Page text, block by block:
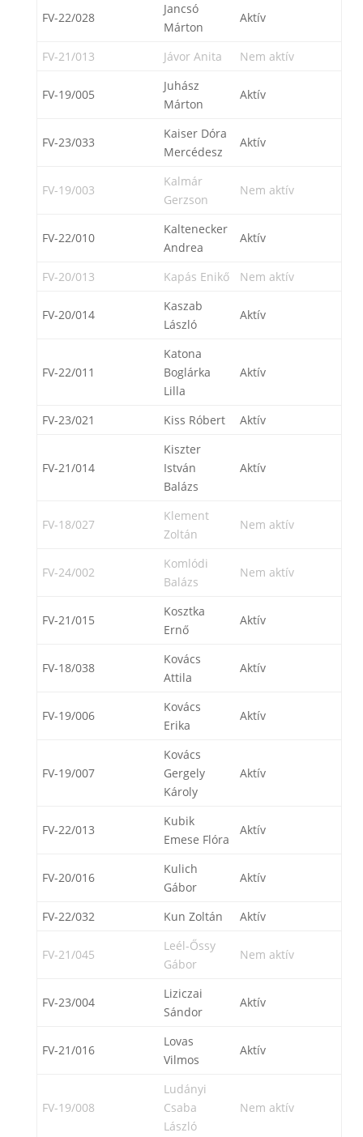
FV-22/028
Jancsó
Márton
Aktív
FV-21/013 Jávor Anita Nem aktív
FV-19/005
Juhász
Márton
Aktív
FV-23/033
Kaiser Dóra
Mercédesz
Aktív
FV-19/003
Kalmár
Gerzson
Nem aktív
FV-22/010
Kaltenecker
Andrea
Aktív
FV-20/013 Kapás Enikő Nem aktív
FV-20/014
Kaszab
László
Aktív
FV-22/011
Katona
Boglárka
Lilla
Aktív
FV-23/021 Kiss Róbert Aktív
FV-21/014
Kiszter
István
Balázs
Aktív
FV-18/027
Klement
Zoltán
Nem aktív
FV-24/002
Komlódi
Balázs
Nem aktív
FV-21/015
Kosztka
Ernő
Aktív
FV-18/038
Kovács
Attila
Aktív
FV-19/006
Kovács
Erika
Aktív
FV-19/007
Kovács
Gergely
Károly
Aktív
FV-22/013
Kubik
Emese Flóra
Aktív
FV-20/016
Kulich
Gábor
Aktív
FV-22/032 Kun Zoltán Aktív
FV-21/045
Leél-Őssy
Gábor
Nem aktív
FV-23/004
Liziczai
Sándor
Aktív
FV-21/016
Lovas
Vilmos
Aktív
FV-19/008
Ludányi
Csaba
László
Nem aktív